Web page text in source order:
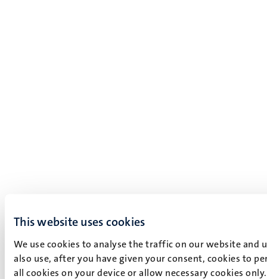
This website uses cookies
We use cookies to analyse the traffic on our website and
also use, after you have given your consent, cookies to
all cookies on your device or allow necessary cookies